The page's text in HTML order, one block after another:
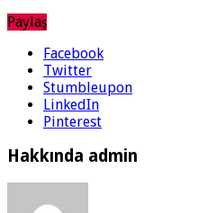
Paylaş
Facebook
Twitter
Stumbleupon
LinkedIn
Pinterest
Hakkında admin